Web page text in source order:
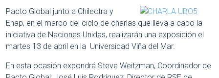
Pacto Global junto a Chilectra y
Enap, en el marco del ciclo de charlas que lleva a cabo la
iniciativa de Naciones Unidas, realizarán una exposición el
martes 13 de abril en la Universidad Viña del Mar.
En esta ocasión expondrá Steve Weitzman, Coordinador de